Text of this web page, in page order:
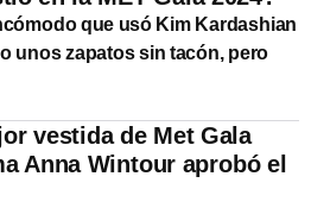
que usó Kim Kardashian
unos zapatos sin tacón, pero
vestida de Met Gala
Anna Wintour aprobó el